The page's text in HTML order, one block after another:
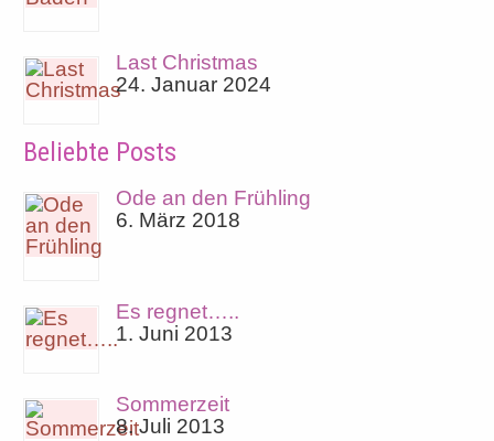
Last Christmas
24. Januar 2024
Beliebte Posts
Ode an den Frühling
6. März 2018
Es regnet…..
1. Juni 2013
Sommerzeit
8. Juli 2013